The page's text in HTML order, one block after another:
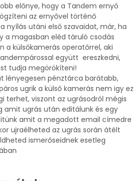
előnye, hogy a Tandem ernyő
az ernyővel történő
nyílás utáni első szavaidat, már, ha
a magasban eléd táruló csodás
a külsőkamerás operatőrrel, aki
együtt ereszkedni,
tudja megörökíteni!
lényegesen pénztárca barátabb,
ugrik a külső kamerás nem igy ez
terhet, viszont az ugrásodról mégis
amit ugrás után editálunk és egy
amit a megadott email címedre
ujraélheted az ugrás során átélt
ismerőseidnek esetleg